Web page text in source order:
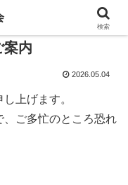
案内
2026.05.04
上げます。
ご多忙のところ恐れ
検索